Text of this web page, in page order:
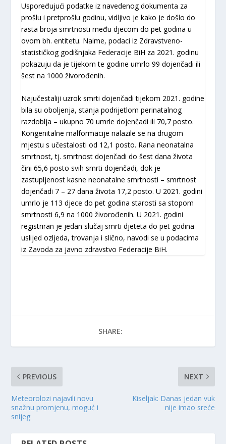
Uspoređujući podatke iz navedenog dokumenta za
prošlu i pretprošlu godinu, vidljivo je kako je došlo do
rasta broja smrtnosti među djecom do pet godina u
ovom bh. entitetu. Naime, podaci iz Zdravstveno-
statističkog godišnjaka Federacije BiH za 2021. godinu
pokazuju da je tijekom te godine umrlo 99 dojenčadi ili
šest na 1000 živorođenih.
Najučestaliji uzrok smrti dojenčadi tijekom 2021. godine
bila su oboljenja, stanja podrijetlom perinatalnog
razdoblja – ukupno 70 umrle dojenčadi ili 70,7 posto.
Kongenitalne malformacije nalazile se na drugom
mjestu s učestalosti od 12,1 posto. Rana neonatalna
smrtnost, tj. smrtnost dojenčadi do šest dana života
čini 65,6 posto svih smrti dojenčadi, dok je
zastupljenost kasne neonatalne smrtnosti – smrtnost
dojenčadi 7 – 27 dana života 17,2 posto. U 2021. godini
umrlo je 113 djece do pet godina starosti sa stopom
smrtnosti 6,9 na 1000 živorođenih. U 2021. godini
registriran je jedan slučaj smrti djeteta do pet godina
uslijed ozljeda, trovanja i slično, navodi se u podacima
iz Zavoda za javno zdravstvo Federacije BiH.
SHARE:
PREVIOUS
Meteorolozi najavili novu
snažnu promjenu, moguć i
snijeg
NEXT
Kiseljak: Danas jedan vuk
nije imao sreće